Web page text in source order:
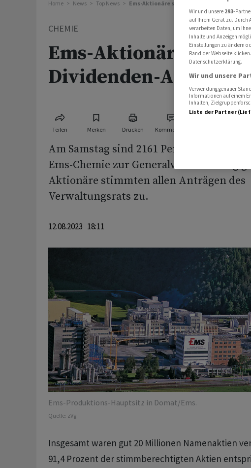
Home News Top News Ems-Aktionäre stimmen Dividenden-Antrag
CHEMIE
Ems-Aktionäre
Dividenden-Antrag zu
Teilen Merken Drucken Kommentare
Am Samstag sind 2161 Personen der
Ems-Chemie zur Generalversammlung
Aktionäre stimmten allen Anträgen des
Verwaltungsrats zu.
12.08.2023 18:11
Ems-Produktions-Hauptsitz in Domat/Ems.
Quelle: zVg
Insgesamt waren gut 20 Millionen Namenaktien
91,4 Prozent der stimmberechtigten Aktien
Wir und unsere 293-
auf Ihrem Gerät zu. Durch
verarbeiten Daten, um
Inhalte und Anzeigen
Einstellungen zu ändern
Rand der Webseite
Datenschutzerklärung.
Wir und unsere
Verwendung genauer
Informationen auf einem
Inhalten,
Liste der Partner